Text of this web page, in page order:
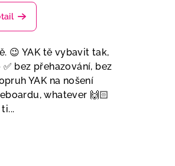
😉 YAK tě vybavit tak,
bez přehazování, bez
YAK na nošení
whatever 🙌🏻
ti...